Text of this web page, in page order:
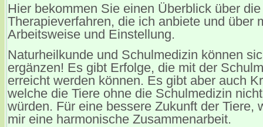
Hier bekommen Sie einen Überblick über die
Therapieverfahren, die ich anbiete und über
Arbeitsweise und Einstellung.
Naturheilkunde und Schulmedizin können
ergänzen! Es gibt Erfolge, die mit der
erreicht werden können. Es gibt aber auch
welche die Tiere ohne die Schulmedizin
würden. Für eine bessere Zukunft der Tiere,
mir eine harmonische Zusammenarbeit.